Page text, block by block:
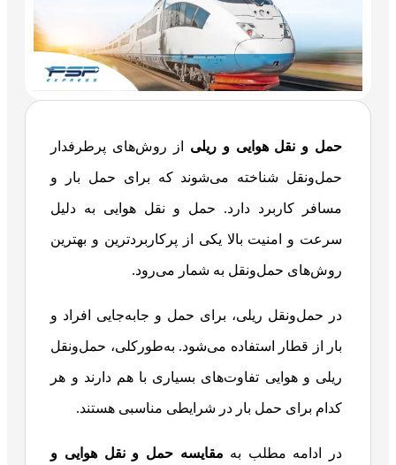
حمل‌ و نقل هوایی و ریلی از روش‌های پرطرفدار
حمل‌ونقل شناخته می‌شوند که برای حمل بار و
مسافر کاربرد دارد. حمل و نقل هوایی به دلیل
سرعت و امنیت بالا یکی از پرکاربردترین و بهترین
روش‌های حمل‌ونقل به شمار می‌رود.
در حمل‌ونقل ریلی، برای حمل و جابه‌جایی افراد و
بار از قطار استفاده می‌شود. به‌طورکلی، حمل‌ونقل
ریلی و هوایی تفاوت‌های بسیاری با هم دارند و هر
کدام برای حمل بار در شرایطی مناسبی هستند.
در ادامه مطلب به مقایسه حمل‌ و نقل هوایی و